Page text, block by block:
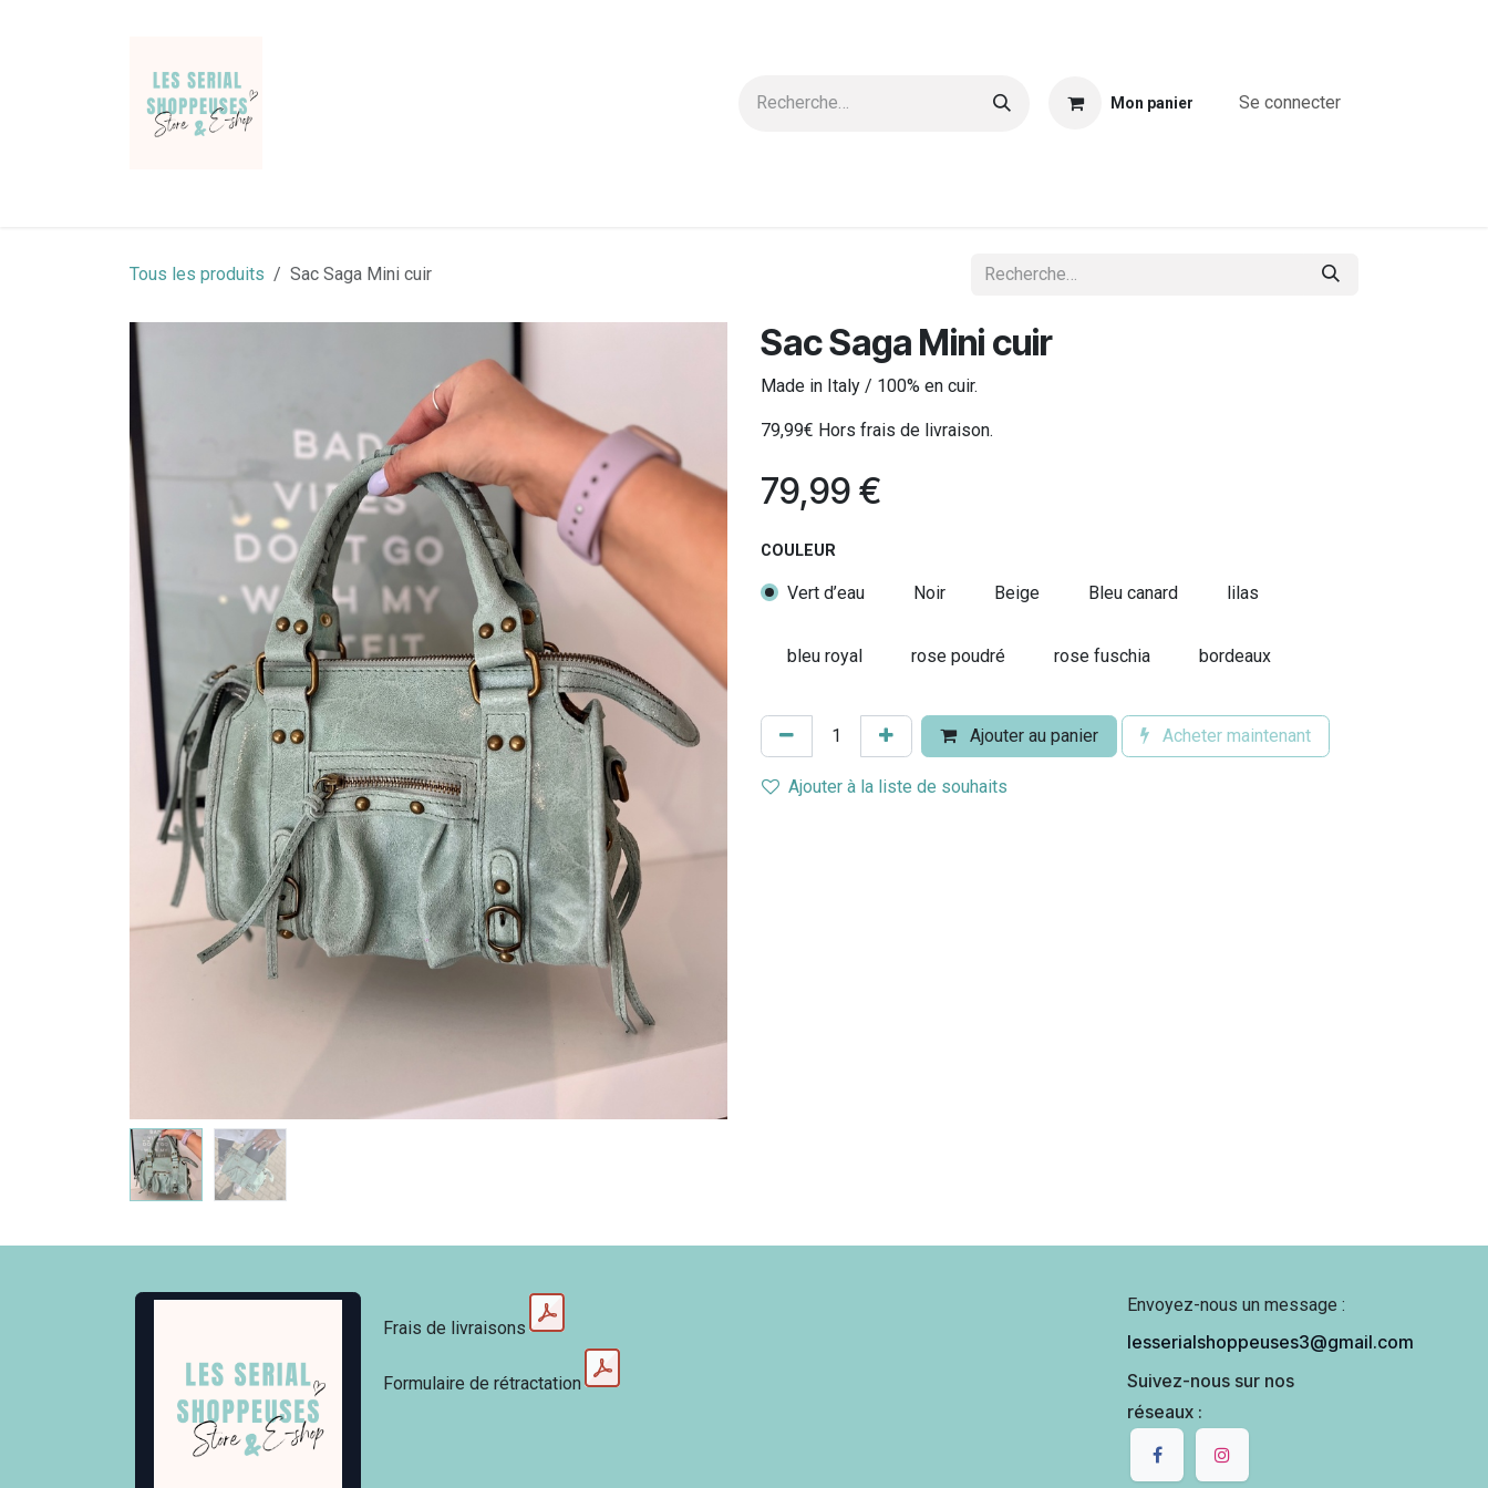
Mon panier Se connecter
Tous les produits Sac Saga Mini cuir
Sac Saga Mini cuir
Made in Italy / 100% en cuir.
79,99€ Hors frais de livraison.
79,99 €
COULEUR
Vert d’eau Noir Beige Bleu canard lilas
bleu royal rose poudré rose fuschia bordeaux
Ajouter au panier Acheter maintenant
Ajouter à la liste de souhaits
Envoyez-nous un message :
lesserialshoppeuses3@gmail.com
Suivez-nous sur nos
réseaux :
Frais de livraisons
Formulaire de rétractation